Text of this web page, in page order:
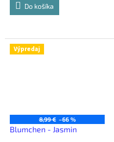
Do košíka
Výpredaj
8,99 € –66 %
Blumchen - Jasmin